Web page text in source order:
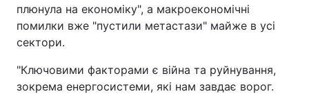
плюнула на економіку", а макроекономічні
помилки вже "пустили метастази" майже в усі
сектори.
"Ключовими факторами є війна та руйнування,
зокрема енергосистеми, які нам завдає ворог.